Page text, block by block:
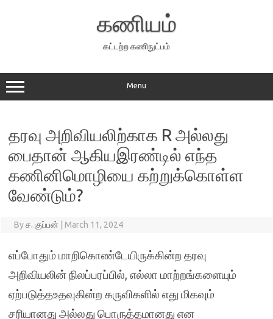
கணியம்
கட்டற்ற கணிநுட்பம்
Menu
தரவு அறிவியலிற்காக R அல்லது
பைதான் ஆகியஇரண்டில் எந்த
கணினிமொழியை கற்றுக்கொள்ள
வேண்டும்?
Byச. குப்பன் March 11, 2024
எப்போதும் மாறிகொண்டேயிருக்கின்ற தரவு
அறிவியலின் நிலப்பரப்பில், எல்லா மாற்றங்களையும்
ஏற்படுத்தஉதவுகின்ற கருவிகளில் எது மிகவும்
சரியானது அல்லது பொருத்தமானது என